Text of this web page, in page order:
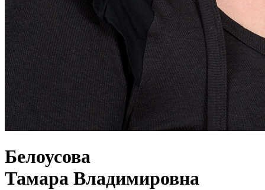
Белоусова
Тамара Владимировна